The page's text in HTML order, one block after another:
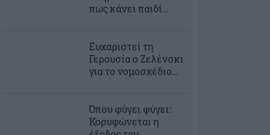
πως κάνει παιδί...
Ευχαριστεί τη
Γερουσία ο Ζελένσκι
για το νομοσχέδιο...
Όπου φύγει φύγει:
Κορυφώνεται η